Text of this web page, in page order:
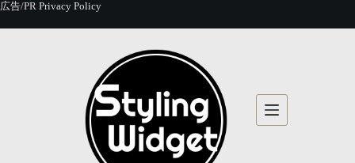
コ
広告/PR Privacy Policy